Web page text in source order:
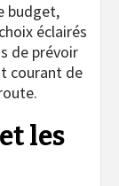
budget,
éclairés
de prévoir
courant de
les